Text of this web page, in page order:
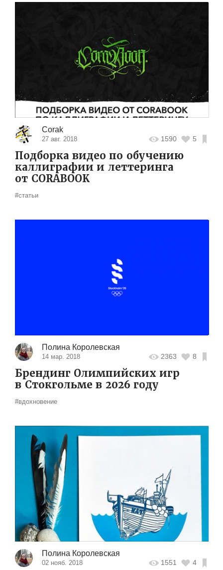
Corak
27 авг. 2018 1590 5
Подборка видео по обучению
каллиграфии и леттеринга
от CORABOOK
#статьи
Полина Королевская
14 мар. 2018 2363 8
Брендинг Олимпийских игр
в Стокгольме в 2026 году
#вдохновение
Полина Королевская
02 нояб. 2018 1551 4